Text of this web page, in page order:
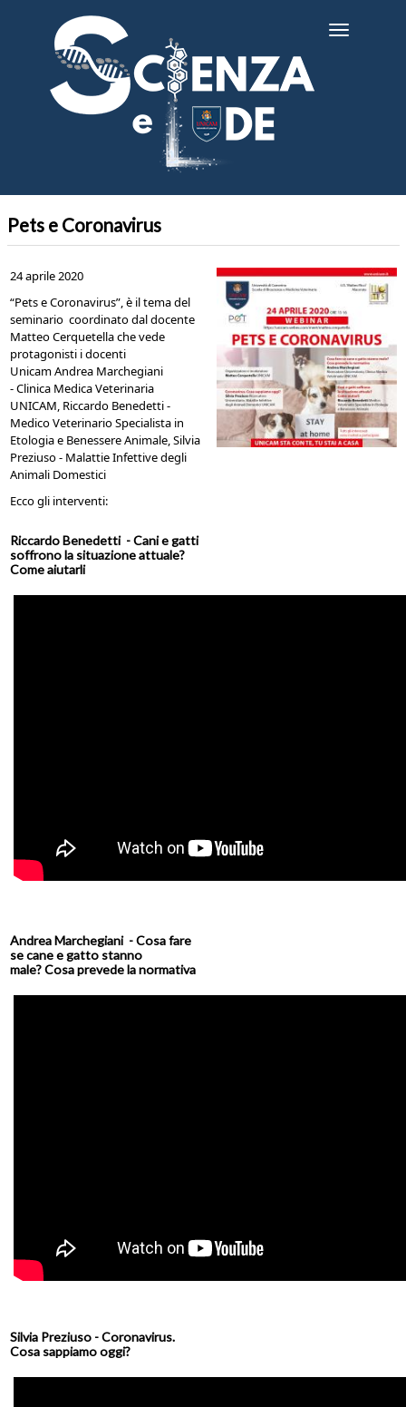
contenuto
Toggle
Pets e Coronavirus
24 aprile 2020
“Pets e Coronavirus”, è il tema del
seminario coordinato dal docente
Matteo Cerquetella che vede
protagonisti i docenti
Unicam Andrea Marchegiani
- Clinica Medica Veterinaria
UNICAM, Riccardo Benedetti -
Medico Veterinario Specialista in
Etologia e Benessere Animale, Silvia
Preziuso - Malattie Infettive degli
Animali Domestici
Ecco gli interventi:
Riccardo Benedetti - Cani e gatti
soffrono la situazione attuale?
Come aiutarli
Andrea Marchegiani - Cosa fare
se cane e gatto stanno
male? Cosa prevede la normativa
Silvia Preziuso - Coronavirus.
Cosa sappiamo oggi?